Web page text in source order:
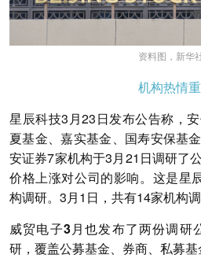
资料图，新华
机构热情
星辰科技3月23日发布公告称，
夏基金、嘉实基金、国寿安保基
安证券7家机构于3月21日调研了
价格上涨对公司的影响。这是星
构调研。3月1日，共有14家机构调
威贸电子3月也发布了两份调研
研，覆盖公募基金、券商、私募基